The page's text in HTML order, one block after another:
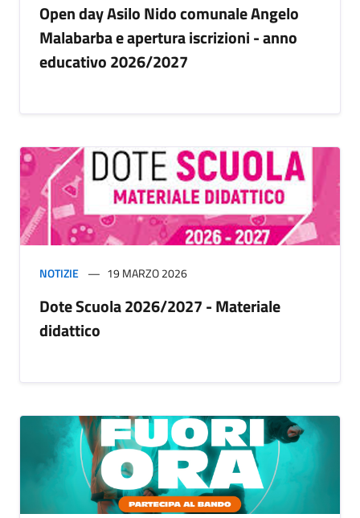
Open day Asilo Nido comunale Angelo
Malabarba e apertura iscrizioni - anno
educativo 2026/2027
NOTIZIE 19 MARZO 2026
Dote Scuola 2026/2027 - Materiale
didattico